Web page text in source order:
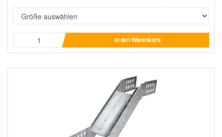
In den Warenkorb